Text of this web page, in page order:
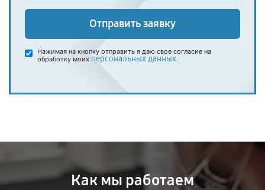
Отправить заявку
Нажимая на кнопку отправить я даю свое согласие на
обработку моих персональных данных.
Как мы работаем